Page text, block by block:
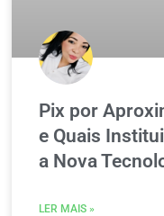
Pix por
e Quais
a Nova
LER MAIS »